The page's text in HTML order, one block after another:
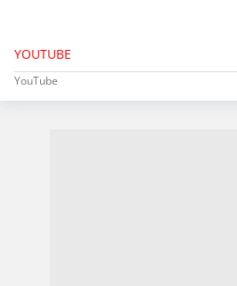
YOUTUBE
YouTube